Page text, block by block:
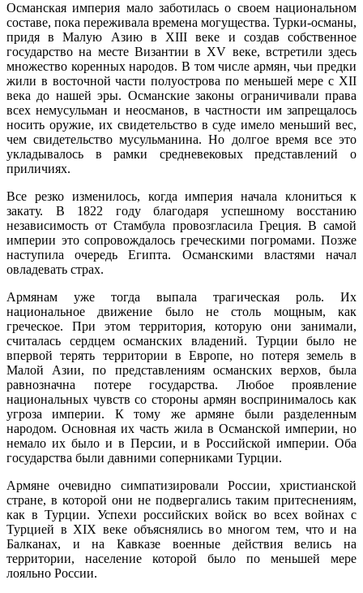
Османская империя мало заботилась о своем национальном
составе, пока переживала времена могущества. Турки-османы,
придя в Малую Азию в XIII веке и создав собственное
государство на месте Византии в XV веке, встретили здесь
множество коренных народов. В том числе армян, чьи предки
жили в восточной части полуострова по меньшей мере с XII
века до нашей эры. Османские законы ограничивали права
всех немусульман и неосманов, в частности им запрещалось
носить оружие, их свидетельство в суде имело меньший вес,
чем свидетельство мусульманина. Но долгое время все это
укладывалось в рамки средневековых представлений о
приличиях.
Все резко изменилось, когда империя начала клониться к
закату. В 1822 году благодаря успешному восстанию
независимость от Стамбула провозгласила Греция. В самой
империи это сопровождалось греческими погромами. Позже
наступила очередь Египта. Османскими властями начал
овладевать страх.
Армянам уже тогда выпала трагическая роль. Их
национальное движение было не столь мощным, как
греческое. При этом территория, которую они занимали,
считалась сердцем османских владений. Турции было не
впервой терять территории в Европе, но потеря земель в
Малой Азии, по представлениям османских верхов, была
равнозначна потере государства. Любое проявление
национальных чувств со стороны армян воспринималось как
угроза империи. К тому же армяне были разделенным
народом. Основная их часть жила в Османской империи, но
немало их было и в Персии, и в Российской империи. Оба
государства были давними соперниками Турции.
Армяне очевидно симпатизировали России, христианской
стране, в которой они не подвергались таким притеснениям,
как в Турции. Успехи российских войск во всех войнах с
Турцией в XIX веке объяснялись во многом тем, что и на
Балканах, и на Кавказе военные действия велись на
территории, население которой было по меньшей мере
лояльно России.